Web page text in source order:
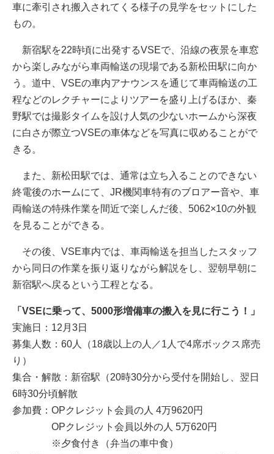
車に牽引され搬入されてくる様子の見学をセットにした
もの。
新宿駅を22時頃に出発するVSEで、沿線の夜景を車窓
から楽しみながら車両輸送の現場である新松田駅に向か
う。道中、VSEの車内アナウンスを通じて車両輸送の工
程などのレクチャーによりツアーを盛り上げるほか、秦
野駅では撮影タイムを設け人気の少ないホームから深夜
に白さが際立つVSEの車体などを写真に収めることがで
きる。
また、新松田駅では、通常は立ち入ることのできない
終電後のホームにて、JR機関車特有のブロアー音や、車
両輸送の特殊作業を間近で楽しんだ後、5062×10の外観
を見ることができる。
その後、VSE車内では、車両輸送を担当したスタッフ
から同日の作業を振り返りながら解説をし、翌朝早朝に
新宿駅へ戻るという工程となる。
「VSEに乗って、5000形増備車の搬入を見に行こう！」
実施日：12月3日
募集人数：60人（18歳以上の人／1人で4席ボックス席売
り）
集合・解散：新宿駅（20時30分から受付を開始し、翌日
6時30分頃解散
参加費：OPクレジット会員の人 4万9620円
OPクレジット会員以外の人 5万620円
※夕食付き（弁当の車中食）